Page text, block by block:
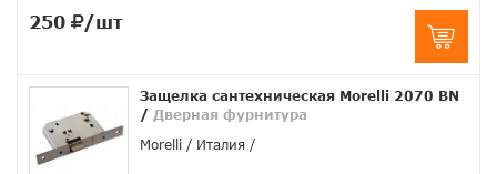
250 /шт
Защелка сантехническая Morelli 2070 BN
/ Дверная фурнитура
Morelli
Италия